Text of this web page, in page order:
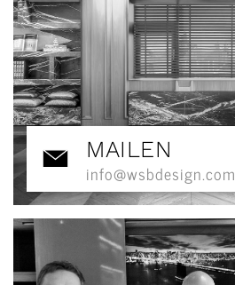
MAILEN
info@wsbdesign.com